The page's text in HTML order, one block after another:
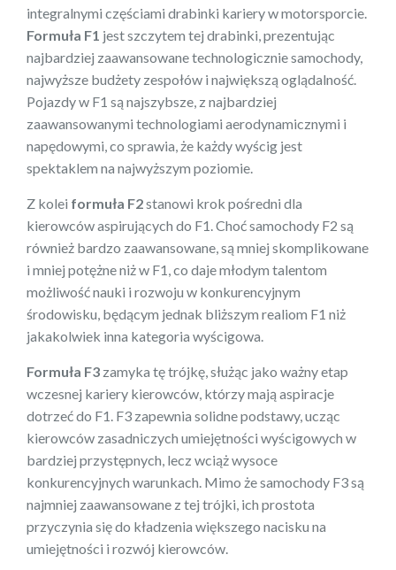
integralnymi częściami drabinki kariery w motorsporcie.
Formuła F1 jest szczytem tej drabinki, prezentując
najbardziej zaawansowane technologicznie samochody,
najwyższe budżety zespołów i największą oglądalność.
Pojazdy w F1 są najszybsze, z najbardziej
zaawansowanymi technologiami aerodynamicznymi i
napędowymi, co sprawia, że każdy wyścig jest
spektaklem na najwyższym poziomie.
Z kolei formuła F2stanowi krok pośredni dla
kierowców aspirujących do F1. Choć samochody F2 są
również bardzo zaawansowane, są mniej skomplikowane
i mniej potężne niż w F1, co daje młodym talentom
możliwość nauki i rozwoju w konkurencyjnym
środowisku, będącym jednak bliższym realiom F1 niż
jakakolwiek inna kategoria wyścigowa.
Formuła F3 zamyka tę trójkę, służąc jako ważny etap
wczesnej kariery kierowców, którzy mają aspiracje
dotrzeć do F1. F3 zapewnia solidne podstawy, ucząc
kierowców zasadniczych umiejętności wyścigowych w
bardziej przystępnych, lecz wciąż wysoce
konkurencyjnych warunkach. Mimo że samochody F3 są
najmniej zaawansowane z tej trójki, ich prostota
przyczynia się do kładzenia większego nacisku na
umiejętności i rozwój kierowców.